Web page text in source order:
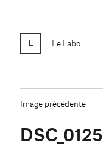
Le Labo
Image précédente
DSC_0125